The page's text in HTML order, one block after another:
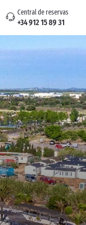
Central de reservas
+34 912 15 89 31